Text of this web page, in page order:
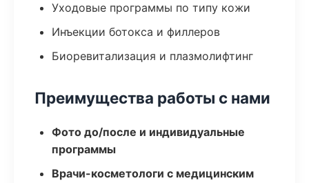
Уходовые программы по типу кожи
Инъекции ботокса и филлеров
Биоревитализация и плазмолифтинг
Преимущества работы с нами
Фото до/после и индивидуальные
программы
Врачи-косметологи с медицинским